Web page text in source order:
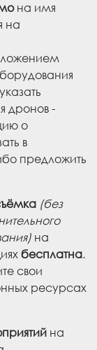
на имя
на
дронов -
о
в
предложить
(без
на
бесплатна.
свои
ресурсах
на